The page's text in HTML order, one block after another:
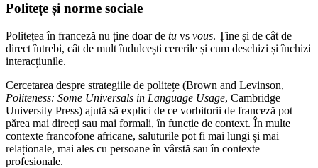
Politețe și norme sociale
Politețea în franceză nu ține doar de tu vs vous. Ține și de cât de
direct întrebi, cât de mult îndulcești cererile și cum deschizi și închizi
interacțiunile.
Cercetarea despre strategiile de politețe (Brown and Levinson,
Politeness: Some Universals in Language Usage, Cambridge
University Press) ajută să explici de ce vorbitorii de franceză pot
părea mai direcți sau mai formali, în funcție de context. În multe
contexte francofone africane, saluturile pot fi mai lungi și mai
relaționale, mai ales cu persoane în vârstă sau în contexte
profesionale.